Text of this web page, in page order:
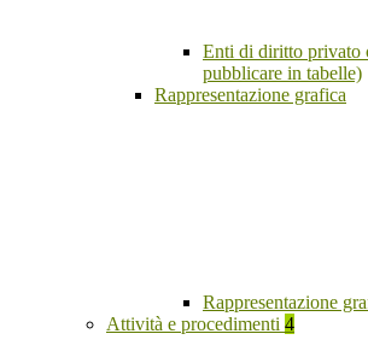
Enti di diritto privato
pubblicare in tabelle)
Rappresentazione grafica
Rappresentazione
Attività e procedimenti 4